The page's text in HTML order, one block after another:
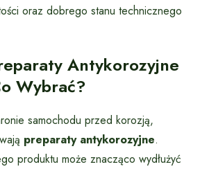
oraz dobrego stanu technicznego
Antykorozyjne
Wybrać?
samochodu przed korozją,
preparaty antykorozyjne.
produktu może znacząco wydłużyć